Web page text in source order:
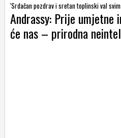
'Srdačan pozdrav i sretan toplinski val
Andrassy: Prije
će nas – prirodna